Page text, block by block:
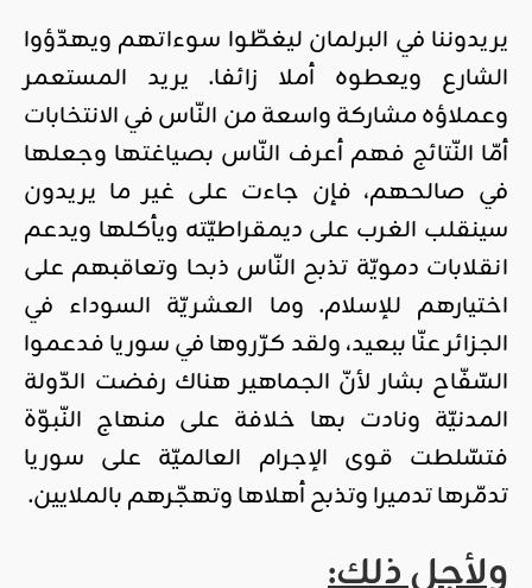
يريدوننا في البرلمان ليغطّوا سوءاتهم ويهدّؤوا
الشارع ويعطوه أملا زائفا. يريد المستعمر
وعملاؤه مشاركة واسعة من النّاس في الانتخابات
أمّا النّتائج فهم أعرف النّاس بصياغتها وجعلها
في صالحهم، فإن جاءت على غير ما يريدون
سينقلب الغرب على ديمقراطيّته ويأكلها ويدعم
انقلابات دمويّة تذبح النّاس ذبحا وتعاقبهم على
اختيارهم للإسلام. وما العشريّة السوداء في
الجزائر عنّا ببعيد، ولقد كرّروها في سوريا فدعموا
السّفّاح بشار لأنّ الجماهير هناك رفضت الدّولة
المدنيّة ونادت بها خلافة على منهاج النّبوّة
فتسّلطت قوى الإجرام العالميّة على سوريا
تدمّرها تدميرا وتذبح أهلاها وتهجّرهم بالملايين.
ولأجل ذلك: